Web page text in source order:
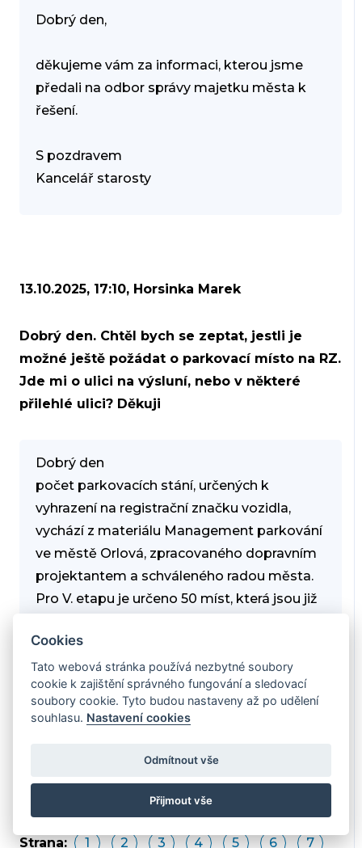
Dobrý den,
děkujeme vám za informaci, kterou jsme
předali na odbor správy majetku města k
řešení.
S pozdravem
Kancelář starosty
13.10.2025, 17:10, Horsinka Marek
Dobrý den. Chtěl bych se zeptat, jestli je
možné ještě požádat o parkovací místo na RZ.
Jde mi o ulici na výsluní, nebo v některé
přilehlé ulici? Děkuji
Dobrý den
počet parkovacích stání, určených k
vyhrazení na registrační značku vozidla,
vychází z materiálu Management parkování
ve městě Orlová, zpracovaného dopravním
projektantem a schváleného radou města.
Pro V. etapu je určeno 50 míst, která jsou již
neuvažuje se o změně.
S pozdravem
Odbor dopravy
Strana: 1 2 3 4 5 6 7
Cookies
Tato webová stránka používá nezbytné soubory
cookie k zajištění správného fungování a sledovací
soubory cookie. Tyto budou nastaveny až po udělení
souhlasu. Nastavení cookies
Odmítnout vše
Přijmout vše